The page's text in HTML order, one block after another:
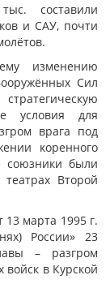
составили
и САУ, почти
изменению
Сил
условия для
врага под
коренного
союзники были
Второй
13 марта 1995 г.
России» 23
– разгром
войск в Курской